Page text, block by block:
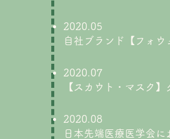
2020.05
自社ブランド【フォ
2020.07
【スカウト・マスク
2020.08
日本先端医療医学会